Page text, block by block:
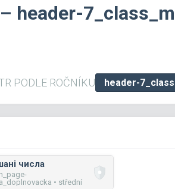
header-
PODLE ROČNÍKU
числа
• střední